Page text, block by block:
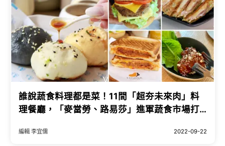
誰說蔬食料理都是菜！11間「超夯未來肉」料
理餐廳，「麥當勞、路易莎」進軍蔬食市場打
口吃。
編輯 李宜儒 2022-09-22